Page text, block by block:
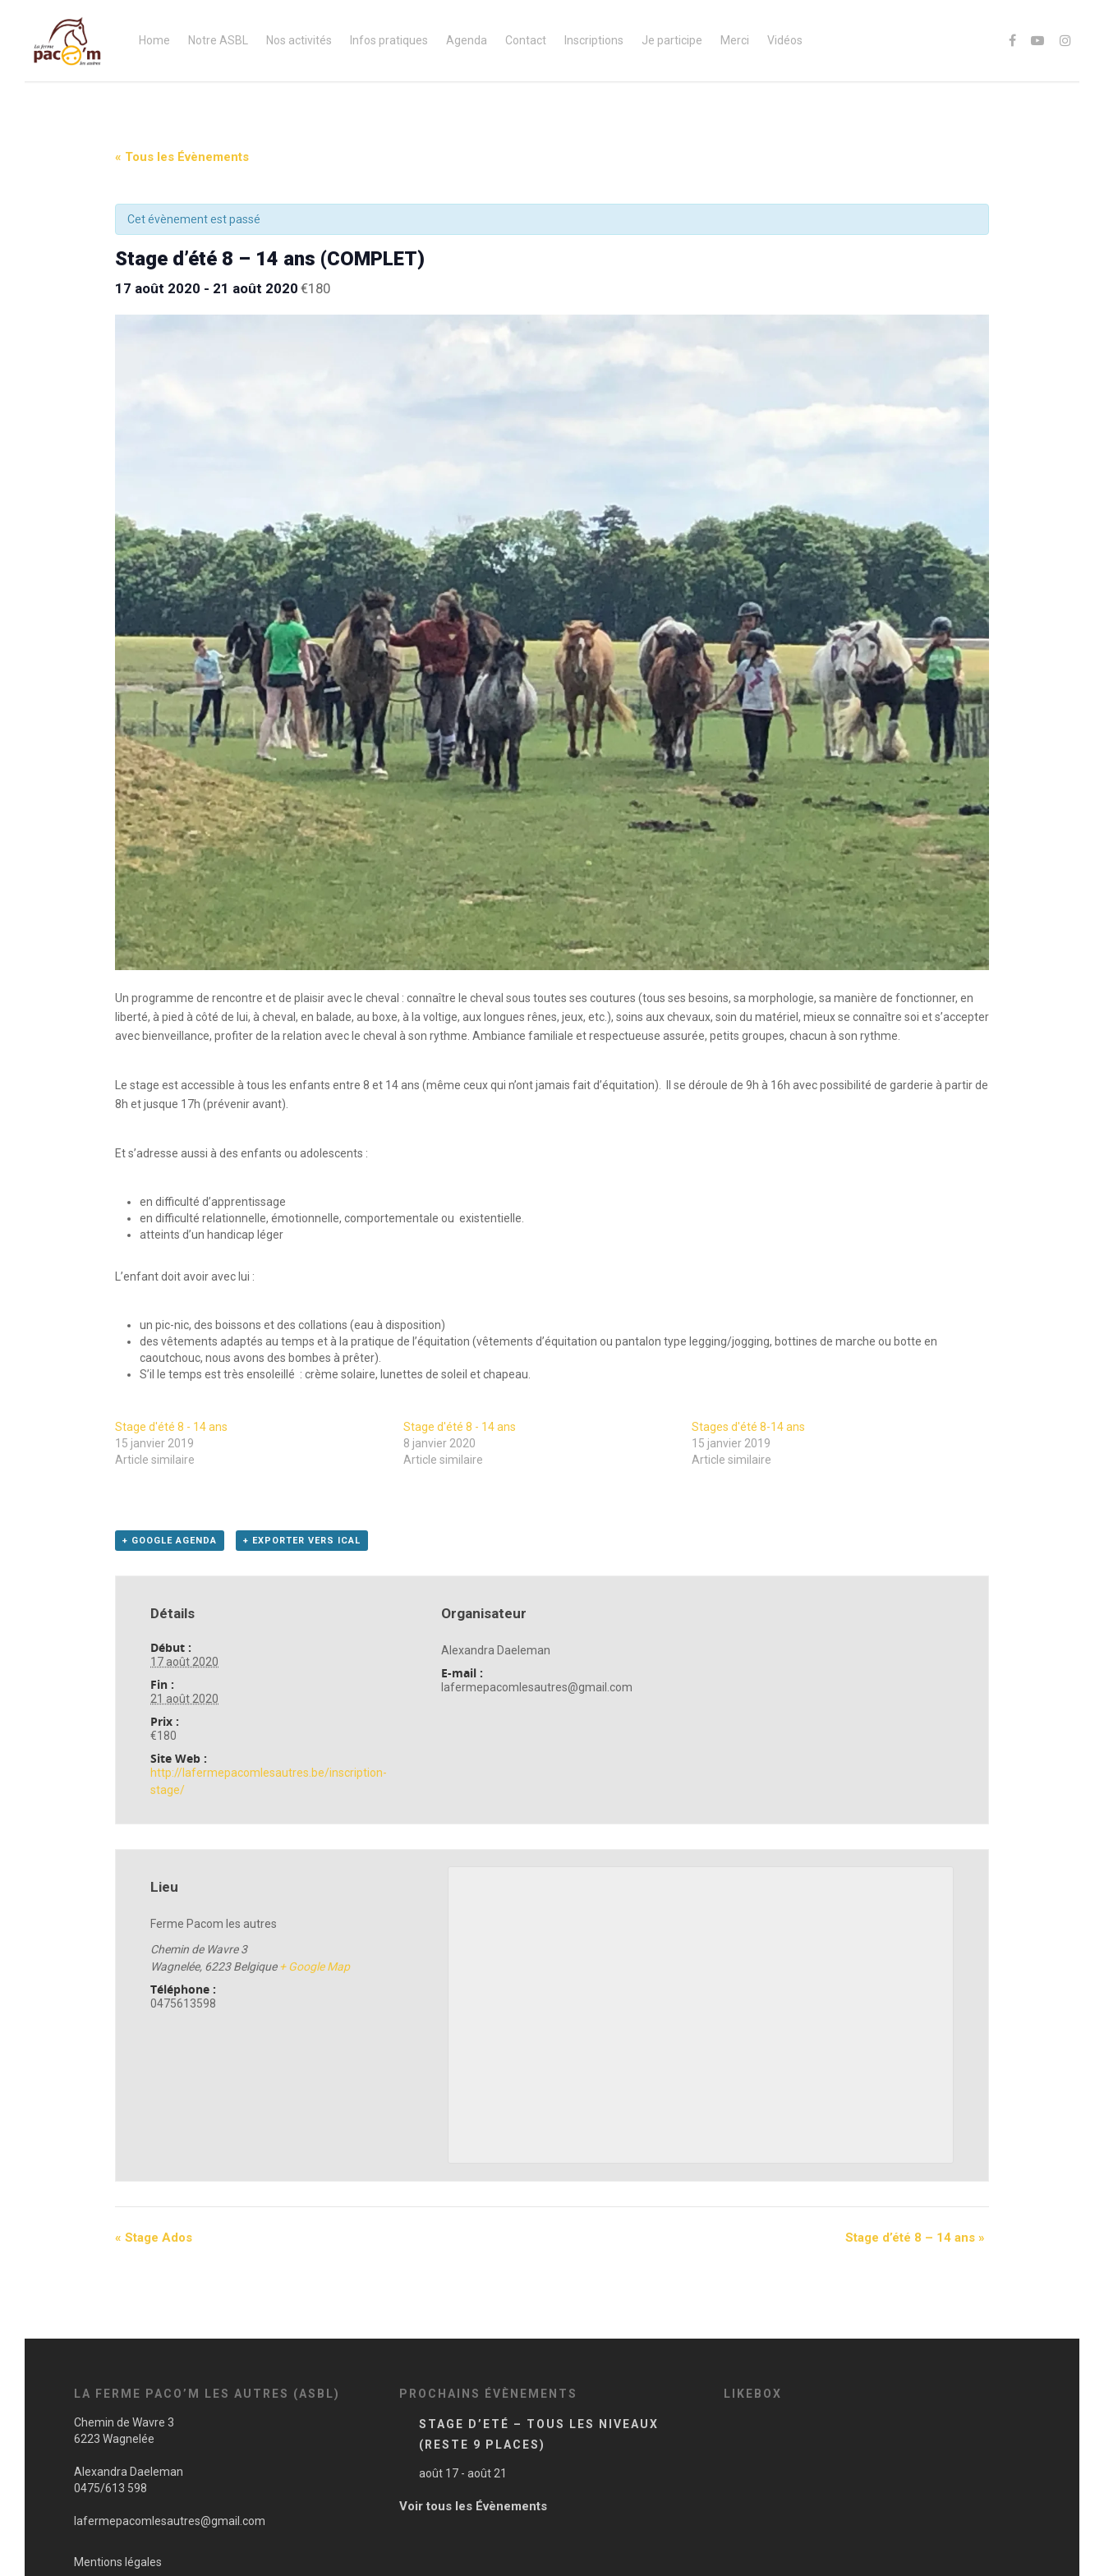
Home Notre ASBL Nos activités Infos pratiques Agenda Contact Inscriptions Je participe Merci Vidéos
« Tous les Évènements
Cet évènement est passé
Stage d’été 8 – 14 ans (COMPLET)
17 août 2020 - 21 août 2020 €180
Un programme de rencontre et de plaisir avec le cheval : connaître le cheval sous toutes ses coutures (tous ses besoins, sa morphologie, sa manière de fonctionner, en
liberté, à pied à côté de lui, à cheval, en balade, au boxe, à la voltige, aux longues rênes, jeux, etc.), soins aux chevaux, soin du matériel, mieux se connaître soi et s’accepter
avec bienveillance, profiter de la relation avec le cheval à son rythme. Ambiance familiale et respectueuse assurée, petits groupes, chacun à son rythme.
Le stage est accessible à tous les enfants entre 8 et 14 ans (même ceux qui n’ont jamais fait d’équitation). Il se déroule de 9h à 16h avec possibilité de garderie à partir de
8h et jusque 17h (prévenir avant).
Et s’adresse aussi à des enfants ou adolescents :
en difficulté d’apprentissage
en difficulté relationnelle, émotionnelle, comportementale ou existentielle.
atteints d’un handicap léger
L’enfant doit avoir avec lui :
un pic-nic, des boissons et des collations (eau à disposition)
des vêtements adaptés au temps et à la pratique de l’équitation (vêtements d’équitation ou pantalon type legging/jogging, bottines de marche ou botte en
caoutchouc, nous avons des bombes à prêter).
S’il le temps est très ensoleillé : crème solaire, lunettes de soleil et chapeau.
Stage d'été 8 - 14 ans
15 janvier 2019
Article similaire
Stage d'été 8 - 14 ans
8 janvier 2020
Article similaire
Stages d'été 8-14 ans
15 janvier 2019
Article similaire
+ GOOGLE AGENDA + EXPORTER VERS ICAL
Détails
Début :
17 août 2020
Fin :
21 août 2020
Prix :
€180
Site Web :
http://lafermepacomlesautres.be/inscription-
stage/
Organisateur
Alexandra Daeleman
E-mail :
lafermepacomlesautres@gmail.com
Lieu
Ferme Pacom les autres
Chemin de Wavre 3
Wagnelée, 6223 Belgique + Google Map
Téléphone :
0475613598
« Stage Ados Stage d’été 8 – 14 ans »
LA FERME PACO’M LES AUTRES (ASBL)
Chemin de Wavre 3
6223 Wagnelée
Alexandra Daeleman
0475/613 598
lafermepacomlesautres@gmail.com
Mentions légales
PROCHAINS ÉVÈNEMENTS
STAGE D’ETÉ – TOUS LES NIVEAUX
(RESTE 9 PLACES)
août 17- août 21
Voir tous les Évènements
LIKEBOX